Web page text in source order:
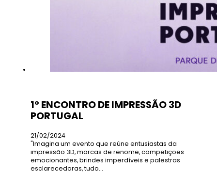
1º ENCONTRO DE IMPRESSÃO 3D
PORTUGAL
21/02/2024
"Imagina um evento que reúne entusiastas da
impressão 3D, marcas de renome, competições
emocionantes, brindes imperdíveis e palestras
esclarecedoras, tudo…